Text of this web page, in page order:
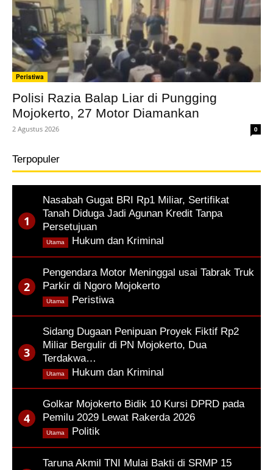
Peristiwa
Polisi Razia Balap Liar di Pungging
Mojokerto, 27 Motor Diamankan
2 Agustus 2026 0
Terpopuler
Nasabah Gugat BRI Rp1 Miliar, Sertifikat
Tanah Diduga Jadi Agunan Kredit Tanpa
Persetujuan
Hukum dan Kriminal
Utama
Pengendara Motor Meninggal usai Tabrak Truk
Parkir di Ngoro Mojokerto
Peristiwa,
Utama
Sidang Dugaan Penipuan Proyek Fiktif Rp2
Miliar Bergulir di PN Mojokerto, Dua
Terdakwa…
Hukum dan Kriminal
Utama
Golkar Mojokerto Bidik 10 Kursi DPRD pada
Pemilu 2029 Lewat Rakerda 2026
Politik
Utama
Taruna Akmil TNI Mulai Bakti di SRMP 15